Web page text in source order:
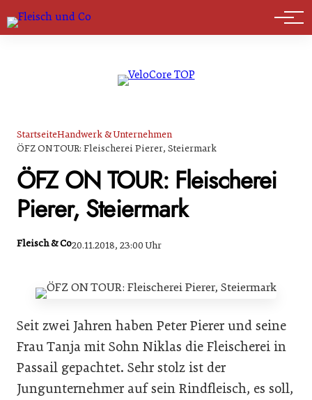
Marktführer
StartseiteHandwerk & Unternehmen
ÖFZ ON TOUR: Fleischerei Pierer, Steiermark
ÖFZ ON TOUR: Fleischerei
Pierer, Steiermark
Fleisch & Co20.11.2018, 23:00 Uhr
Seit zwei Jahren haben Peter Pierer und seine
Frau Tanja mit Sohn Niklas die Fleischerei in
Passail gepachtet. Sehr stolz ist der
Jungunternehmer auf sein Rindfleisch, es soll,